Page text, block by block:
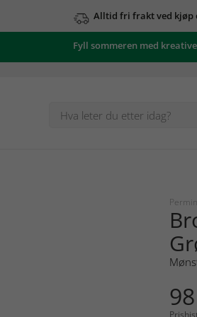
Alltid fri frakt ved kjøp
Fyll sommeren med
Permin
98